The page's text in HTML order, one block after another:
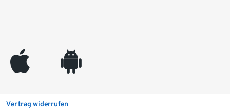
appleinc android
Vertrag widerrufen